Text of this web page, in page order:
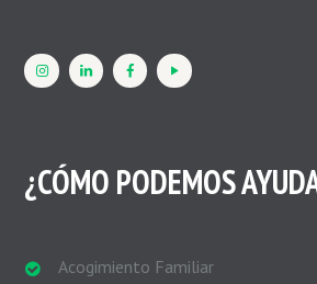
¿CÓMO PODEMOS
Acogimiento Familiar